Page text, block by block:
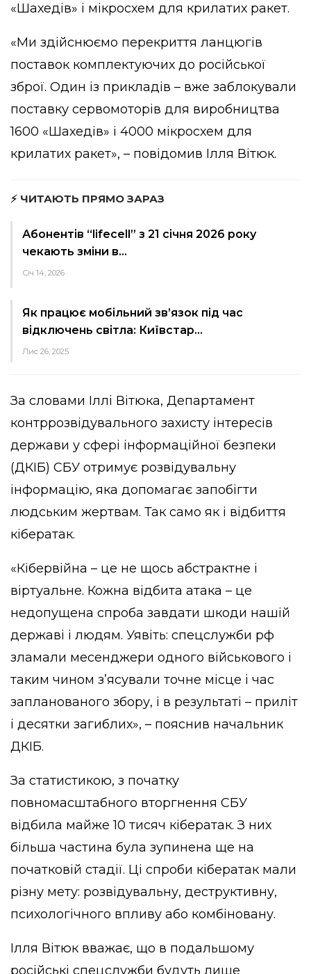
«Шахедів» і мікросхем для крилатих ракет.
«Ми здійснюємо перекриття ланцюгів
поставок комплектуючих до російської
зброї. Один із прикладів – вже заблокували
поставку сервомоторів для виробництва
1600 «Шахедів» і 4000 мікросхем для
крилатих ракет», – повідомив Ілля Вітюк.
⚡ ЧИТАЮТЬ ПРЯМО ЗАРАЗ
Абонентів “lifecell” з 21 січня 2026 року
чекають зміни в…
Січ 14, 2026
Як працює мобільний зв’язок під час
відключень світла: Київстар…
Лис 26, 2025
За словами Іллі Вітюка, Департамент
контррозвідувального захисту інтересів
держави у сфері інформаційної безпеки
(ДКІБ) СБУ отримує розвідувальну
інформацію, яка допомагає запобігти
людським жертвам. Так само як і відбиття
кібератак.
«Кібервійна – це не щось абстрактне і
віртуальне. Кожна відбита атака – це
недопущена спроба завдати шкоди нашій
державі і людям. Уявіть: спецслужби рф
зламали месенджери одного військового і
таким чином зʼясували точне місце і час
запланованого збору, і в результаті – приліт
і десятки загиблих», – пояснив начальник
ДКІБ.
За статистикою, з початку
повномасштабного вторгнення СБУ
відбила майже 10 тисяч кібератак. З них
більша частина була зупинена ще на
початковій стадії. Ці спроби кібератак мали
різну мету: розвідувальну, деструктивну,
психологічного впливу або комбіновану.
Ілля Вітюк вважає, що в подальшому
російські спецслужби будуть лише